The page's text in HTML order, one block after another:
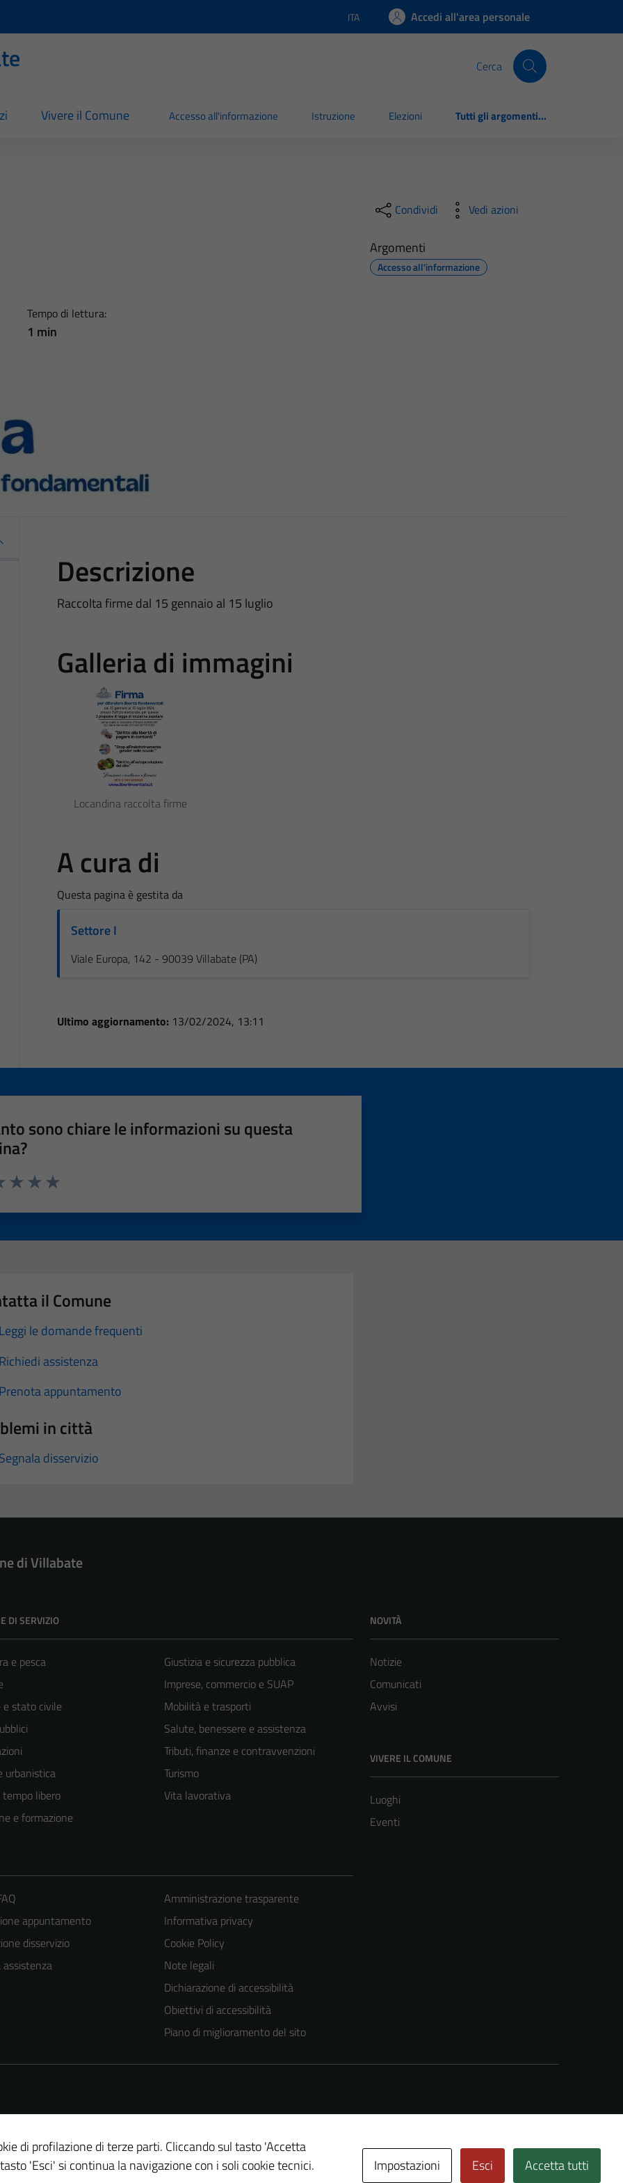
Lingua attiva:
ITA Accedi all'area personale
Cerca
Vivere il Comune Accesso all'informazione Istruzione Elezioni Tutti gli argomenti...
Tempo di lettura:
1 min
Condividi Vedi azioni
Argomenti
Accesso all'informazione
Descrizione
Raccolta firme dal 15 gennaio al 15 luglio
Galleria di immagini
Locandina raccolta firme
A cura di
Questa pagina è gestita da
Settore I
Viale Europa, 142 - 90039 Villabate (PA)
Ultimo aggiornamento: 13/02/2024, 13:11
sono chiare le informazioni su questa
il Comune
Leggi le domande frequenti
Richiedi assistenza
Prenota appuntamento
in città
Segnala disservizio
di Villabate
DI SERVIZIO
e pesca
e stato civile
urbanistica
libero
e formazione
Giustizia e sicurezza pubblica
Imprese, commercio e SUAP
Mobilità e trasporti
Salute, benessere e assistenza
Tributi, finanze e contravvenzioni
Turismo
Vita lavorativa
NOVITÀ
Notizie
Comunicati
Avvisi
VIVERE IL COMUNE
Luoghi
Eventi
appuntamento
disservizio
assistenza
Amministrazione trasparente
Informativa privacy
Cookie Policy
Note legali
Dichiarazione di accessibilità
Obiettivi di accessibilità
Piano di miglioramento del sito
di profilazione di terze parti. Cliccando sul tasto 'Accetta
'Esci' si continua la navigazione con i soli cookie tecnici.
Impostazioni Esci Accetta tutti
Tecnici